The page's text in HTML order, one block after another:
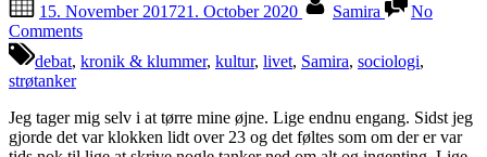
on
15. November 201721. October 2020 Samira
No
Commentson
for
nedbryde
nogle
mennesker
debat, kronik & klummer, kultur, livet, Samira, sociologi,
strøtanker
Jeg tager mig selv i at tørre mine øjne. Lige endnu engang. Sidst jeg
gjorde det var klokken lidt over 23 og det føltes som om der er var